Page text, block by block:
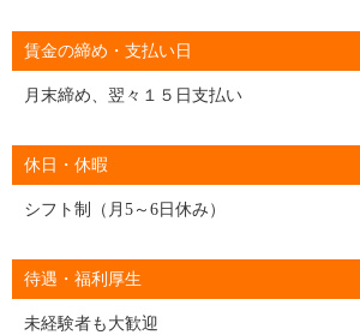
賃金の締め・支払い日
月末締め、翌々１５日支払い
休日・休暇
シフト制（月5～6日休み）
待遇・福利厚生
未経験者も大歓迎